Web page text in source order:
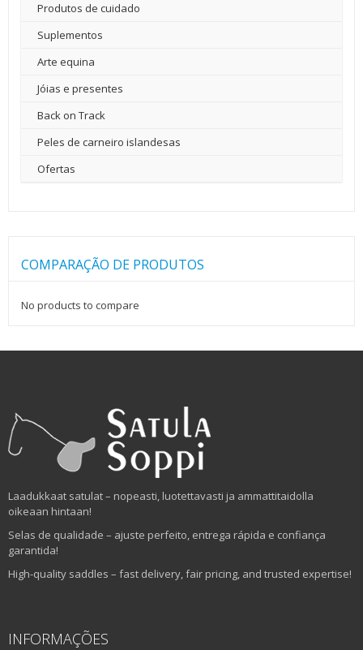
Produtos de cuidado
Suplementos
Arte equina
Jóias e presentes
Back on Track
Peles de carneiro islandesas
Ofertas
COMPARAÇÃO DE PRODUTOS
No products to compare
Laadukkaat satulat – nopeasti, luotettavasti ja ammattitaidolla
oikeaan hintaan!
Selas de qualidade – ajuste perfeito, entrega rápida e confiança
garantida!
High-quality saddles – fast delivery, fair pricing, and trusted expertise!
INFORMAÇÕES